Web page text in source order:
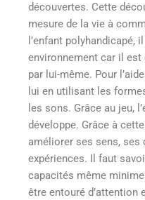
découvertes. Cette
mesure de la vie à
l’enfant polyhandicapé,
environnement car il est
par lui-même. Pour
lui en utilisant les
les sons. Grâce au jeu,
développe. Grâce à
améliorer ses sens, ses
expériences. Il faut
capacités même
être entouré d’attention